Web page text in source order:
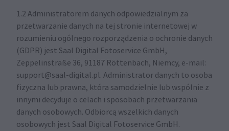
1.2 Administratorem danych odpowiedzialnym za
przetwarzanie danych na tej stronie internetowej w
rozumieniu ogólnego rozporządzenia o ochronie danych
(GDPR) jest Saal Digital Fotoservice GmbH,
Zeppelinstraße 36, 91187 Röttenbach, Niemcy, e-mail:
support@saal-digital.pl. Administrator danych to osoba
fizyczna lub prawna, która samodzielnie lub wspólnie z
innymi decyduje o celach i sposobach przetwarzania
danych osobowych. Odbiorcą wszelkich danych
osobowych jest Saal Digital Fotoservice GmbH.